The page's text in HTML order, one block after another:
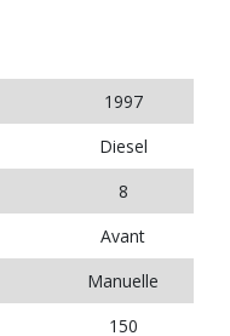
1997
Diesel
8
Avant
Manuelle
150